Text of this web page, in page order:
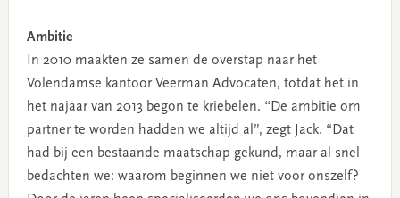
Ambitie
In 2010 maakten ze samen de overstap naar het
Volendamse kantoor Veerman Advocaten, totdat het in
het najaar van 2013 begon te kriebelen. “De ambitie om
partner te worden hadden we altijd al”, zegt Jack. “Dat
had bij een bestaande maatschap gekund, maar al snel
bedachten we: waarom beginnen we niet voor onszelf?